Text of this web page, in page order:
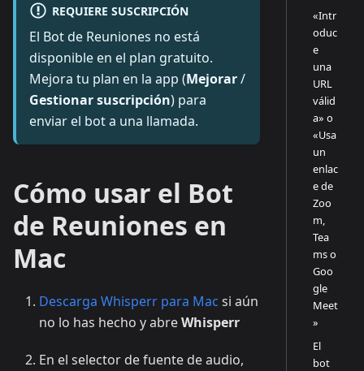
REQUIERE SUSCRIPCIÓN
El Bot de Reuniones no está
disponible en el plan gratuito.
Mejora tu plan en la app (Mejorar/
Gestionar suscripción) para
enviar el bot a una llamada.
Cómo usar el Bot
de Reuniones en
Mac
Descarga Whisperr para Mac si aún
no lo has hecho y abreWhisperr
En el selector de fuente de audio,
«Intr
oduc
e
una
URL
válid
a» o
«Usa
un
enlac
e de
Zoo
m,
Tea
ms o
Goo
gle
Meet
»
El
bot